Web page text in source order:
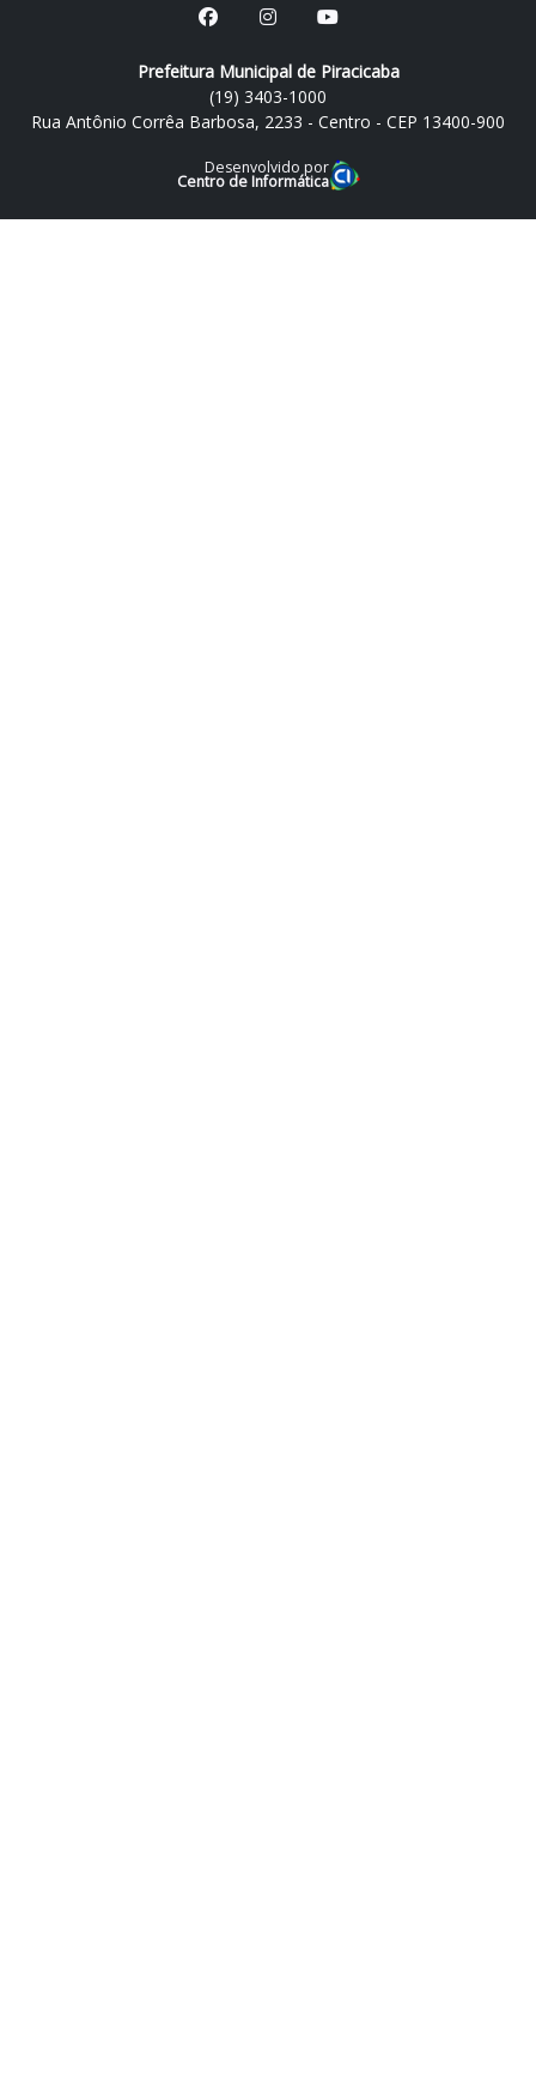
Prefeitura Municipal de Piracicaba
(19) 3403-1000
Rua Antônio Corrêa Barbosa, 2233 - Centro - CEP 13400-900
Desenvolvido por
Centro de Informática